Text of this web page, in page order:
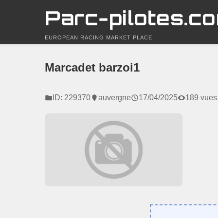
Parc-
EUROPEAN RACING MARKET PLACE
Marcadet barzoi1
ID: 229370 auvergne 17/04/2025 189 vues